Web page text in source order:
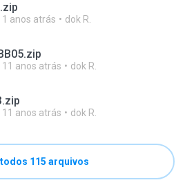
anos atrás dok R.
11 anos atrás dok R.
11 anos atrás dok R.
todos 115 arquivos